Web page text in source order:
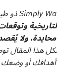
ولا
هذا المقال
أهدافك أو